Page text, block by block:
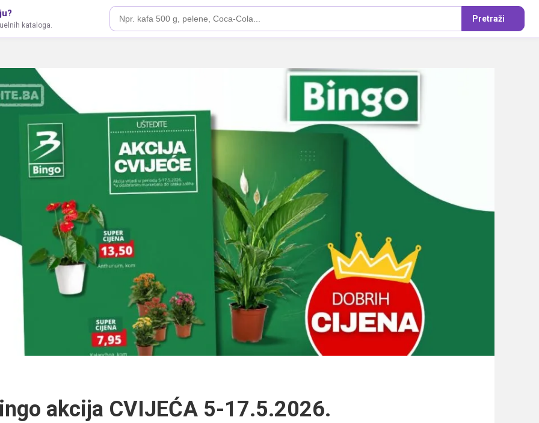
kataloga.
Pretraži
akcija CVIJEĆA 5-17.5.2026.